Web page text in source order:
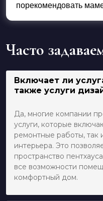
порекомендовать
Часто
Включает ли
также услуги
Да, многие компании
услуги, которые
ремонтные работы, так
интерьера. Это
пространство
все возможности
комфортный дом.